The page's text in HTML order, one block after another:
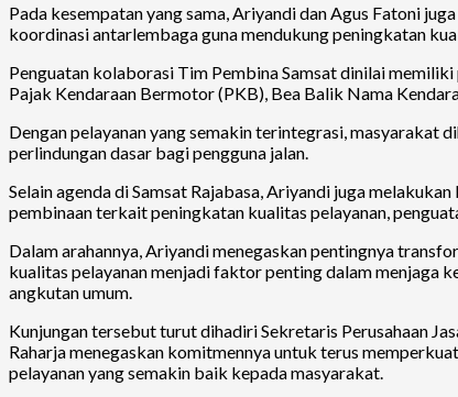
Pada kesempatan yang sama, Ariyandi dan Agus Fatoni
koordinasi antarlembaga guna mendukung peningkatan
Penguatan kolaborasi Tim Pembina Samsat dinilai
Pajak Kendaraan Bermotor (PKB), Bea Balik Nama
Dengan pelayanan yang semakin terintegrasi, masyarakat
perlindungan dasar bagi pengguna jalan.
Selain agenda di Samsat Rajabasa, Ariyandi juga
pembinaan terkait peningkatan kualitas pelayanan,
Dalam arahannya, Ariyandi menegaskan pentingnya
kualitas pelayanan menjadi faktor penting dalam menjaga
angkutan umum.
Kunjungan tersebut turut dihadiri Sekretaris Perusahaan
Raharja menegaskan komitmennya untuk terus
pelayanan yang semakin baik kepada masyarakat.